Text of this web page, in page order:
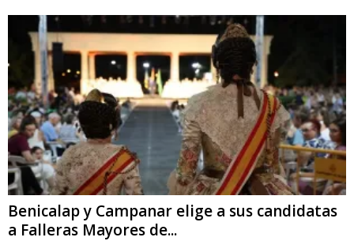
Benicalap y Campanar elige a sus candidatas
a Falleras Mayores de...